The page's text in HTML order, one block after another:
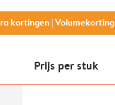
kortingen| Volumekorting
Prijs per stuk